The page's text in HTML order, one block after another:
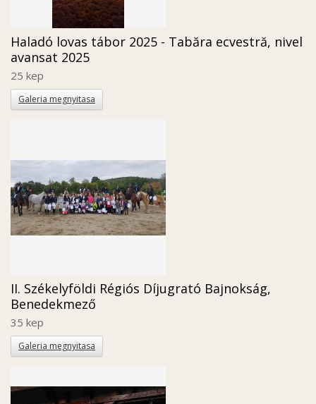
Haladó lovas tábor 2025 - Tabăra ecvestră, nivel
avansat 2025
25 kep
Galeria megnyitasa
II. Székelyföldi Régiós Díjugrató Bajnokság,
Benedekmező
35 kep
Galeria megnyitasa